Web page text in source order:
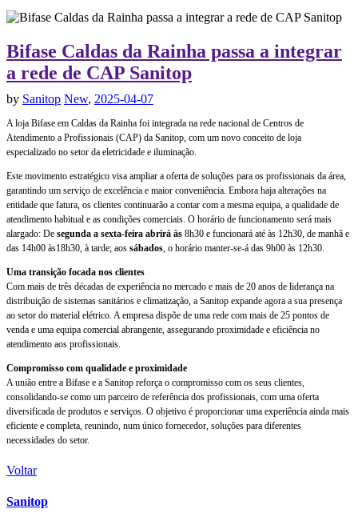
Bifase Caldas da Rainha passa a integrar
a rede de CAP Sanitop
by Sanitop New, 2025-04-07
A loja Bifase em Caldas da Rainha foi integrada na rede nacional de Centros de
Atendimento a Profissionais (CAP) da Sanitop, com um novo conceito de loja
especializado no setor da eletricidade e iluminação.
Este movimento estratégico visa ampliar a oferta de soluções para os profissionais da área,
garantindo um serviço de excelência e maior conveniência. Embora haja alterações na
entidade que fatura, os clientes continuarão a contar com a mesma equipa, a qualidade de
atendimento habitual e as condições comerciais. O horário de funcionamento será mais
alargado: De segunda a sexta-feira abrirá às 8h30 e funcionará até às 12h30, de manhã e
das 14h00 às18h30, à tarde; aos sábados, o horário manter-se-á das 9h00 às 12h30.
Uma transição focada nos clientes
Com mais de três décadas de experiência no mercado e mais de 20 anos de liderança na
distribuição de sistemas sanitários e climatização, a Sanitop expande agora a sua presença
ao setor do material elétrico. A empresa dispõe de uma rede com mais de 25 pontos de
venda e uma equipa comercial abrangente, assegurando proximidade e eficiência no
atendimento aos profissionais.
Compromisso com qualidade e proximidade
A união entre a Bifase e a Sanitop reforça o compromisso com os seus clientes,
consolidando-se como um parceiro de referência dos profissionais, com uma oferta
diversificada de produtos e serviços. O objetivo é proporcionar uma experiência ainda mais
eficiente e completa, reunindo, num único fornecedor, soluções para diferentes
necessidades do setor.
Voltar
Sanitop